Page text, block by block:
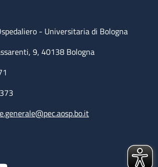
- Universitaria di Bologna
9, 40138 Bologna